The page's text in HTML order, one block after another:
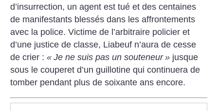
d’insurrection, un agent est tué et des centaines
de manifestants blessés dans les affrontements
avec la police. Victime de l’arbitraire policier et
d’une justice de classe, Liabeuf n’aura de cesse
de crier :« Je ne suis pas un souteneur » jusque
sous le couperet d’un guillotine qui continuera de
tomber pendant plus de soixante ans encore.